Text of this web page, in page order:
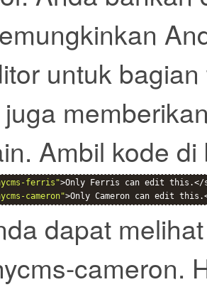
untuk
Ambil kode
ferris">Only Ferris can edit this.</
cameron">Only Cameron can edit
dapat
cameron.